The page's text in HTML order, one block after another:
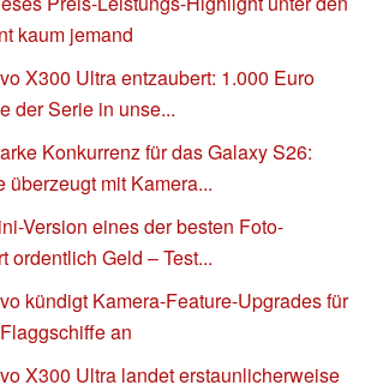
kaum jemand
X300 Ultra entzaubert: 1.000 Euro
der Serie in unse...
Konkurrenz für das Galaxy S26:
überzeugt mit Kamera...
Version eines der besten Foto-
ordentlich Geld – Test...
kündigt Kamera-Feature-Upgrades für
an
X300 Ultra landet erstaunlicherweise